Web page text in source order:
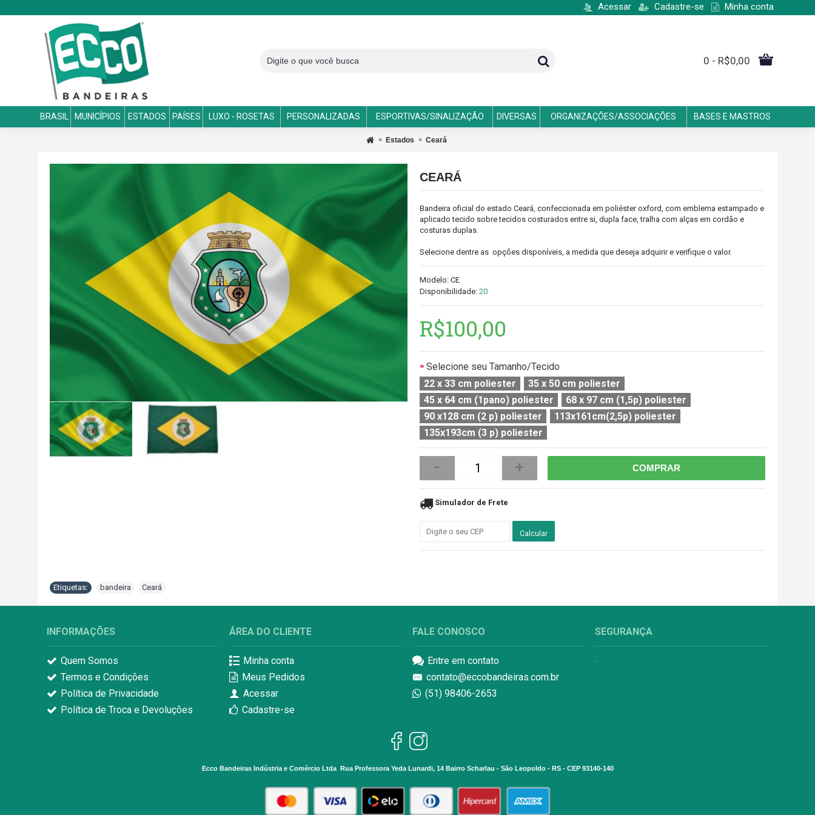
Acessar Cadastre-se Minha conta
0 - R$0,00
BRASIL MUNICÍPIOS ESTADOS PAÍSES LUXO - ROSETAS PERSONALIZADAS ESPORTIVAS/SINALIZAÇÃO DIVERSAS ORGANIZAÇÕES/ASSOCIAÇÕES BASES E MASTROS
Estados Ceará
CEARÁ
Bandeira oficial do estado Ceará, confeccionada em poliéster oxford, com emblema estampado e
aplicado tecido sobre tecidos costurados entre si, dupla face, tralha com alças em cordão e
costuras duplas.
Selecione dentre as opções disponíveis, a medida que deseja adquirir e verifique o valor.
Modelo: CE
Disponibilidade: 20
R$100,00
Selecione seu Tamanho/Tecido
22 x 33 cm poliester
35 x 50 cm poliester
45 x 64 cm (1pano) poliester
68 x 97 cm (1,5p) poliester
90 x128 cm (2 p) poliester
113x161cm(2,5p) poliester
135x193cm (3 p) poliester
- + COMPRAR
Simulador de Frete
Calcular
Etiquetas: bandeira Ceará
INFORMAÇÕES
Quem Somos
Termos e Condições
Política de Privacidade
Política de Troca e Devoluções
ÁREA DO CLIENTE
Minha conta
Meus Pedidos
Acessar
Cadastre-se
FALE CONOSCO
Entre em contato
contato@eccobandeiras.com.br
(51) 98406-2653
SEGURANÇA
Ecco Bandeiras Indústria e Comércio Ltda Rua Professora Yeda Lunardi, 14 Bairro Scharlau - São Leopoldo - RS - CEP 93140-140